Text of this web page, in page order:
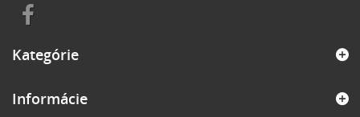
Kategórie
Informácie